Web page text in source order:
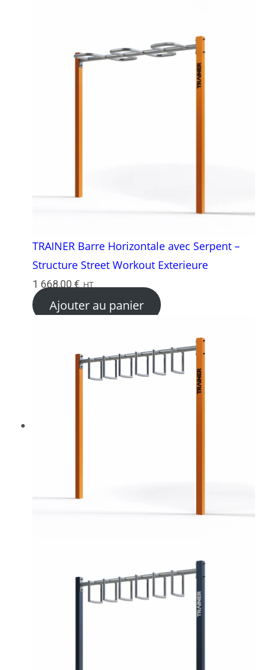
TRAINER Barre Horizontale avec Serpent –
Structure Street Workout Exterieure
1 668,00€ HT
Ajouter au panier